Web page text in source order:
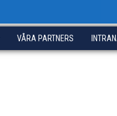
VÅRA PARTNERS